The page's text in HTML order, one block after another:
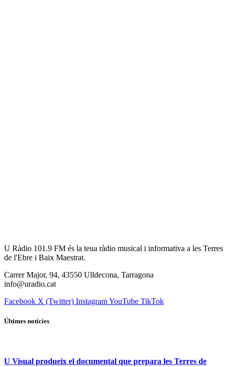
U Ràdio 101.9 FM és la teua ràdio musical i informativa a les Terres
de l'Ebre i Baix Maestrat.
Carrer Major, 94, 43550 Ulldecona, Tarragona
info@uradio.cat
Facebook X (Twitter) InstagramYouTube TikTok
Últimes notícies
U Visual produeix el documental que prepara les Terres de